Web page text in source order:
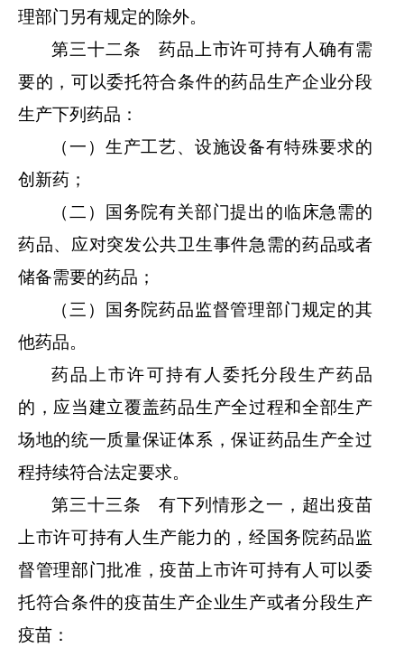
理部门另有规定的除外。
第三十二条 药品上市许可持有人确有需
要的，可以委托符合条件的药品生产企业分段
生产下列药品：
（一）生产工艺、设施设备有特殊要求的
创新药；
（二）国务院有关部门提出的临床急需的
药品、应对突发公共卫生事件急需的药品或者
储备需要的药品；
（三）国务院药品监督管理部门规定的其
他药品。
药品上市许可持有人委托分段生产药品
的，应当建立覆盖药品生产全过程和全部生产
场地的统一质量保证体系，保证药品生产全过
程持续符合法定要求。
第三十三条 有下列情形之一，超出疫苗
上市许可持有人生产能力的，经国务院药品监
督管理部门批准，疫苗上市许可持有人可以委
托符合条件的疫苗生产企业生产或者分段生产
疫苗：